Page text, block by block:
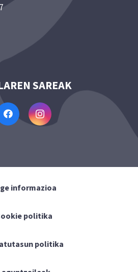
SAREAK
informazioa
politika
politika